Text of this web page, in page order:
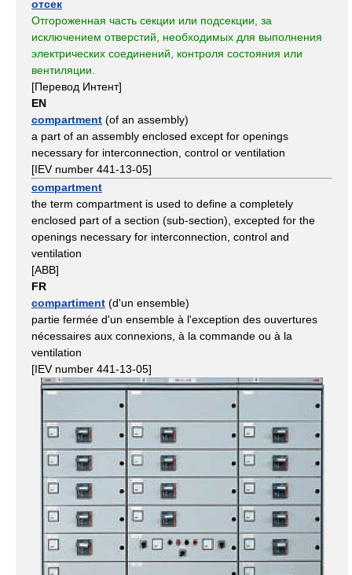
отсек
Отгороженная часть секции или подсекции, за
исключением отверстий, необходимых для выполнения
электрических соединений, контроля состояния или
вентиляции.
[Перевод Интент]
EN
compartment (of an assembly)
a part of an assembly enclosed except for openings
necessary for interconnection, control or ventilation
[IEV number 441-13-05]
compartment
the term compartment is used to define a completely
enclosed part of a section (sub-section), excepted for the
openings necessary for interconnection, control and
ventilation
[ABB]
FR
compartiment (d'un ensemble)
partie fermée d'un ensemble à l'exception des ouvertures
nécessaires aux connexions, à la commande ou à la
ventilation
[IEV number 441-13-05]